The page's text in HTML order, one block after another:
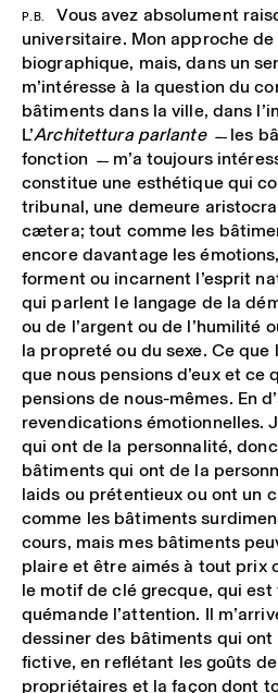
P.B.
Vous avez absolument
universitaire. Mon approche
biographique, mais, dans un
m’intéresse à la question du
bâtiments dans la ville, dans
L’Architettura parlante˗̶les
fonction ˗̶ m’a toujours
constitue une esthétique qui
tribunal, une demeure
cætera; tout comme les
encore davantage les
forment ou incarnent l’esprit
qui parlent le langage de la
ou de l’argent ou de l’humilité
la propreté ou du sexe. Ce
que nous pensions d’eux et ce
pensions de nous-mêmes. En
revendications émotionnelles.
qui ont de la personnalité,
bâtiments qui ont de la
laids ou prétentieux ou ont un
comme les bâtiments
cours, mais mes bâtiments
plaire et être aimés à tout prix
le motif de clé grecque, qui
quémande l’attention. Il
dessiner des bâtiments qui ont
fictive, en reflétant les goûts
propriétaires et la façon dont